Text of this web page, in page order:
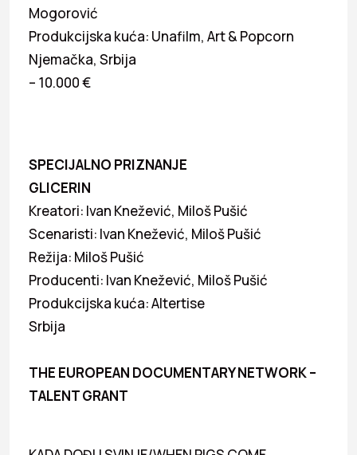
Mogorović
Produkcijska kuća: Unafilm, Art & Popcorn
Njemačka, Srbija
– 10.000 €
SPECIJALNO PRIZNANJE
GLICERIN
Kreatori: Ivan Knežević, Miloš Pušić
Scenaristi: Ivan Knežević, Miloš Pušić
Režija: Miloš Pušić
Producenti: Ivan Knežević, Miloš Pušić
Produkcijska kuća: Altertise
Srbija
THE EUROPEAN DOCUMENTARY NETWORK –
TALENT GRANT